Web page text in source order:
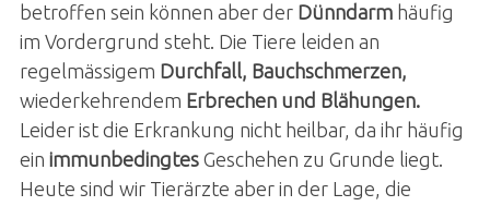
betroffen sein können aber der Dünndarm häufig
im Vordergrund steht. Die Tiere leiden an
regelmässigem Durchfall, Bauchschmerzen,
wiederkehrendem Erbrechen und Blähungen.
Leider ist die Erkrankung nicht heilbar, da ihr häufig
ein immunbedingtes Geschehen zu Grunde liegt.
Heute sind wir Tierärzte aber in der Lage, die